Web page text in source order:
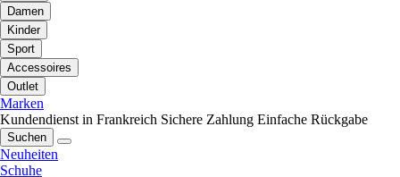
Damen
Kinder
Sport
Accessoires
Outlet
Marken
Kundendienst in Frankreich Sichere Zahlung Einfache Rückgabe
Suchen
Neuheiten
Schuhe